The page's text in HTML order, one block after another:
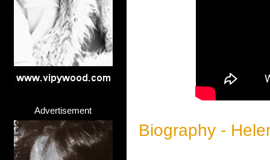
Advertisement
Biography -